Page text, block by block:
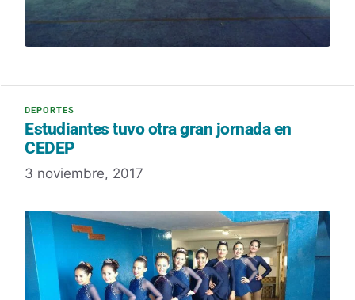
Estudiantes tuvo otra gran jornada en
CEDEP
3 noviembre, 2017